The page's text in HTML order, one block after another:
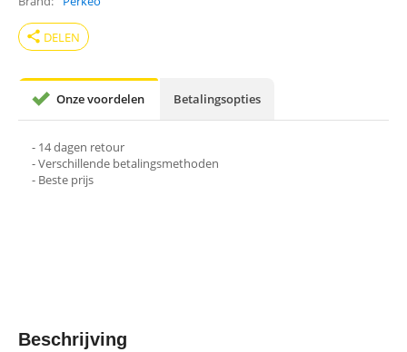
share DELEN
Onze voordelen Betalingsopties
- 14 dagen retour
- Verschillende betalingsmethoden
- Beste prijs
Beschrijving